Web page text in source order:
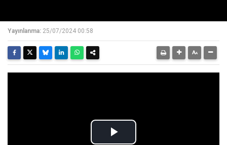
Yayınlanma: 25/07/2024 00:58